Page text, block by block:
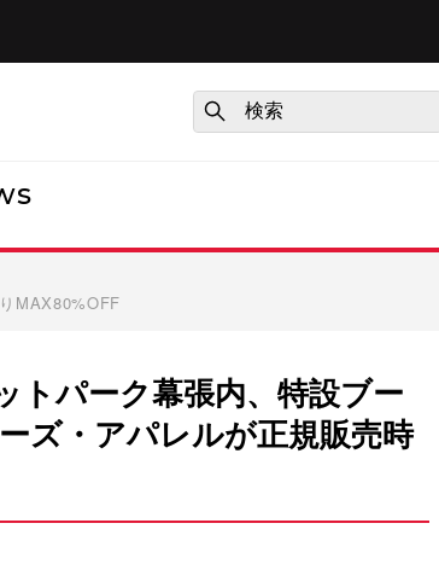
MAX80%OFF
トパーク幕張内、特設ブー
ズ・アパレルが正規販売時